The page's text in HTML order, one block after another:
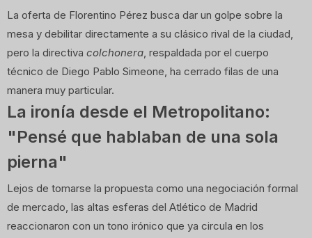
La oferta de Florentino Pérez busca dar un golpe sobre la
mesa y debilitar directamente a su clásico rival de la ciudad,
pero la directiva colchonera, respaldada por el cuerpo
técnico de Diego Pablo Simeone, ha cerrado filas de una
manera muy particular.
La ironía desde el Metropolitano:
"Pensé que hablaban de una sola
pierna"
Lejos de tomarse la propuesta como una negociación formal
de mercado, las altas esferas del Atlético de Madrid
reaccionaron con un tono irónico que ya circula en los